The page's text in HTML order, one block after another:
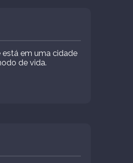
está em uma cidade
de vida.